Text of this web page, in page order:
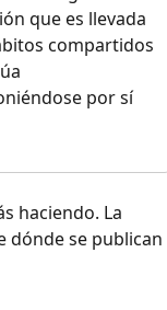
que es llevada
compartidos
por sí
haciendo. La
dónde se publican